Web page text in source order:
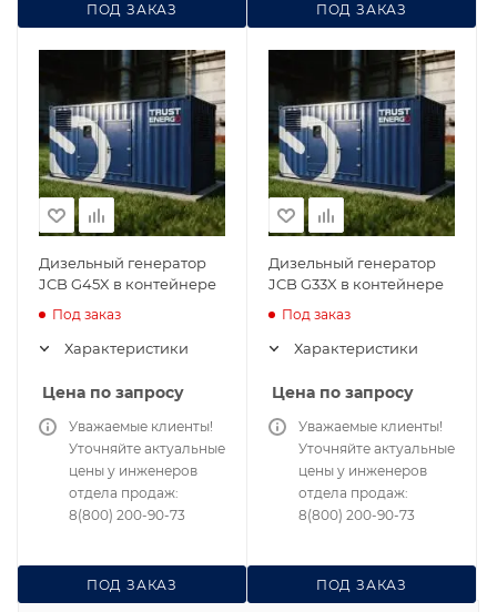
ПОД ЗАКАЗ ПОД ЗАКАЗ
Дизельный генератор
JCB G45X в контейнере
Под заказ
Характеристики
Цена по запросу
ПОД ЗАКАЗ
Уважаемые клиенты!
Уточняйте актуальные
цены у инженеров
отдела продаж:
8(800) 200-90-73
Дизельный генератор
JCB G33X в контейнере
Под заказ
Характеристики
Цена по запросу
ПОД ЗАКАЗ
Уважаемые клиенты!
Уточняйте актуальные
цены у инженеров
отдела продаж:
8(800) 200-90-73